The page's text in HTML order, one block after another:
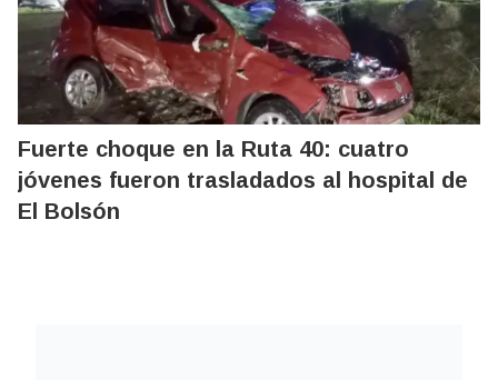
Fuerte choque en la Ruta 40: cuatro
jóvenes fueron trasladados al hospital de
El Bolsón